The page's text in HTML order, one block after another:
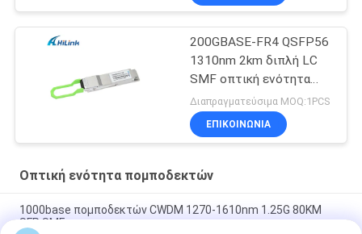
200GBASE-FR4 QSFP56
1310nm 2km διπλή LC
SMF οπτική ενότητα
πομποδεκτών DOM
Διαπραγματεύσιμα MOQ:1PCS
ΕΠΙΚΟΙΝΩΝΙΑ
Οπτική ενότητα πομποδεκτών
1000base πομποδεκτών CWDM 1270-1610nm 1.25G 80KM
SFP SMF